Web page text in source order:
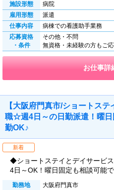
施設形態
病院
雇用形態
派遣
仕事内容
病棟での看護助手業務
応募資格
・条件
その他・不問
無資格・未経験の方もご
お仕事詳
【大阪府門真市/ショートス
職☆週4日～の日勤派遣！曜
勤OK♪
新着
◆ショートステイとデイサービ
4日～OK！曜日固定も相談可能
勤務地 大阪府門真市